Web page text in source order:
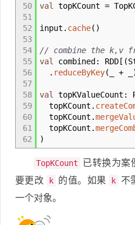
50
51
52
53
54
55
56
57
58
59
60
61
62
val
topKCount =
input. cache( )
// combine the k,v
val
combined : RDD [ (
. reduceByKey( +
val topKValueCount :
topKCount.
topKCount.
topKCount.
)
TopKCount
已转换为案
要更改
k 的值。如果 k
不
一个对象。